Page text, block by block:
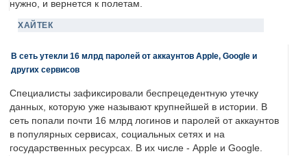
нужно, и вернется к полетам.
ХАЙТЕК
В сеть утекли 16 млрд паролей от аккаунтов Apple, Google и
других сервисов
Специалисты зафиксировали беспрецедентную утечку
данных, которую уже называют крупнейшей в истории. В
сеть попали почти 16 млрд логинов и паролей от аккаунтов
в популярных сервисах, социальных сетях и на
государственных ресурсах. В их числе - Apple и Google.